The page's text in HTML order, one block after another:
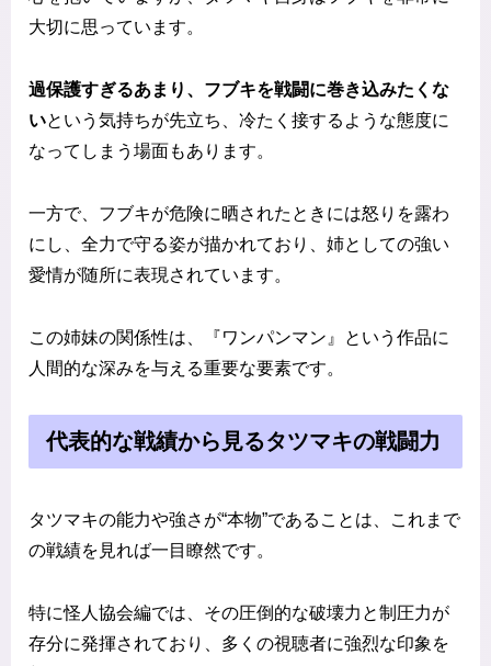
大切に思っています。
過保護すぎるあまり、フブキを戦闘に巻き込みたくな
いという気持ちが先立ち、冷たく接するような態度に
なってしまう場面もあります。
一方で、フブキが危険に晒されたときには怒りを露わ
にし、全力で守る姿が描かれており、姉としての強い
愛情が随所に表現されています。
この姉妹の関係性は、『ワンパンマン』という作品に
人間的な深みを与える重要な要素です。
代表的な戦績から見るタツマキの戦闘力
タツマキの能力や強さが“本物”であることは、これまで
の戦績を見れば一目瞭然です。
特に怪人協会編では、その圧倒的な破壊力と制圧力が
存分に発揮されており、多くの視聴者に強烈な印象を